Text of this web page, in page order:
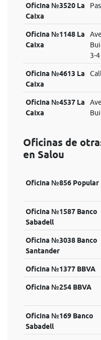
Oficina №3520 La
Caixa
Oficina №1148 La
Caixa
3-4
Oficina №4613 La
Caixa
Oficina №4537 La
Caixa
Oficinas de
en Salou
Oficina №856 Popular
Oficina №1587 Banco
Sabadell
Oficina №3038 Banco
Santander
Oficina №1377 BBVA
Oficina №254 BBVA
Oficina №169 Banco
Sabadell